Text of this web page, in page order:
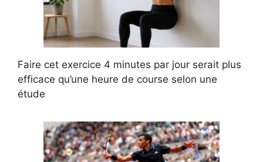
Faire cet exercice 4 minutes par jour serait plus
efficace qu’une heure de course selon une
étude